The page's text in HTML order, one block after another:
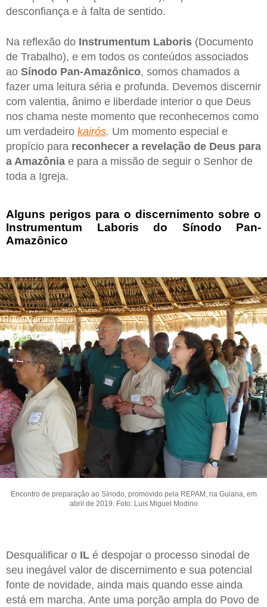
desconfiança e à falta de sentido.
Na reflexão do Instrumentum Laboris (Documento
de Trabalho), e em todos os conteúdos associados
ao Sínodo Pan-Amazônico, somos chamados a
fazer uma leitura séria e profunda. Devemos discernir
com valentia, ânimo e liberdade interior o que Deus
nos chama neste momento que reconhecemos como
um verdadeiro kairós. Um momento especial e
propício para reconhecer a revelação de Deus para
a Amazônia e para a missão de seguir o Senhor de
toda a Igreja.
Alguns perigos para o discernimento sobre o
Instrumentum Laboris do Sínodo Pan-
Amazônico
Encontro de preparação ao Sínodo, promovido pela REPAM, na Guiana, em
abril de 2019. Foto: Luis Miguel Modino
Desqualificar o IL é despojar o processo sinodal de
seu inegável valor de discernimento e sua potencial
fonte de novidade, ainda mais quando esse ainda
está em marcha. Ante uma porção ampla do Povo de